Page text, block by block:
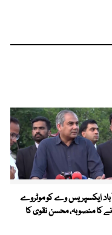
ایکسپریس وے کو موٹروے
کا منصوبہ، محسن نقوی کا